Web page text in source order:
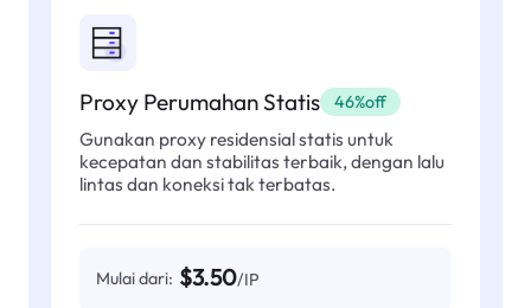
Proxy Perumahan Statis 46%off
Gunakan proxy residensial statis untuk
kecepatan dan stabilitas terbaik, dengan lalu
lintas dan koneksi tak terbatas.
Mulai dari: $3.50/IP